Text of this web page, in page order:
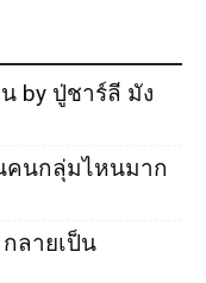
by ปู่ชาร์ลี มัง
คนกลุ่มไหนมาก
ลายเป็น